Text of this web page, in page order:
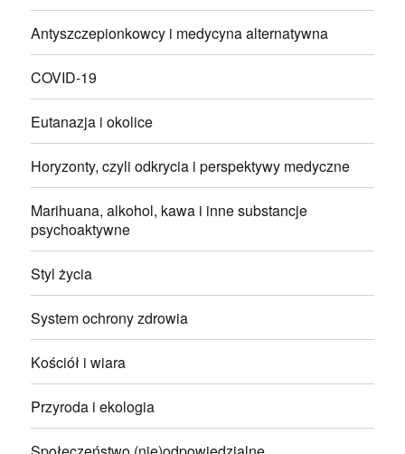
Antyszczepionkowcy i medycyna alternatywna
COVID-19
Eutanazja i okolice
Horyzonty, czyli odkrycia i perspektywy medyczne
Marihuana, alkohol, kawa i inne substancje
psychoaktywne
Styl życia
System ochrony zdrowia
Kościół i wiara
Przyroda i ekologia